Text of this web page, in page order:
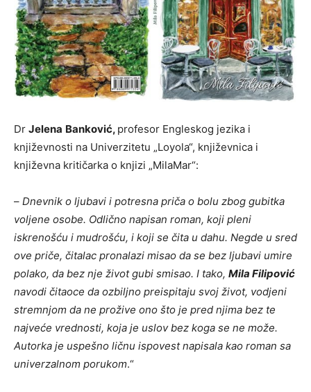
Dr Jelena Banković, profesor Engleskog jezika i
književnosti na Univerzitetu „Loyola“, književnica i
književna kritičarka o knjizi „MilaMar“:
– Dnevnik o ljubavi i potresna priča o bolu zbog gubitka
voljene osobe. Odlično napisan roman, koji pleni
iskrenošću i mudrošću, i koji se čita u dahu. Negde u sred
ove priče, čitalac pronalazi misao da se bez ljubavi umire
polako, da bez nje život gubi smisao. I tako, Mila Filipović
navodi čitaoce da ozbiljno preispitaju svoj život, vodjeni
stremnjom da ne prožive ono što je pred njima bez te
najveće vrednosti, koja je uslov bez koga se ne može.
Autorka je uspešno ličnu ispovest napisala kao roman sa
univerzalnom porukom.“